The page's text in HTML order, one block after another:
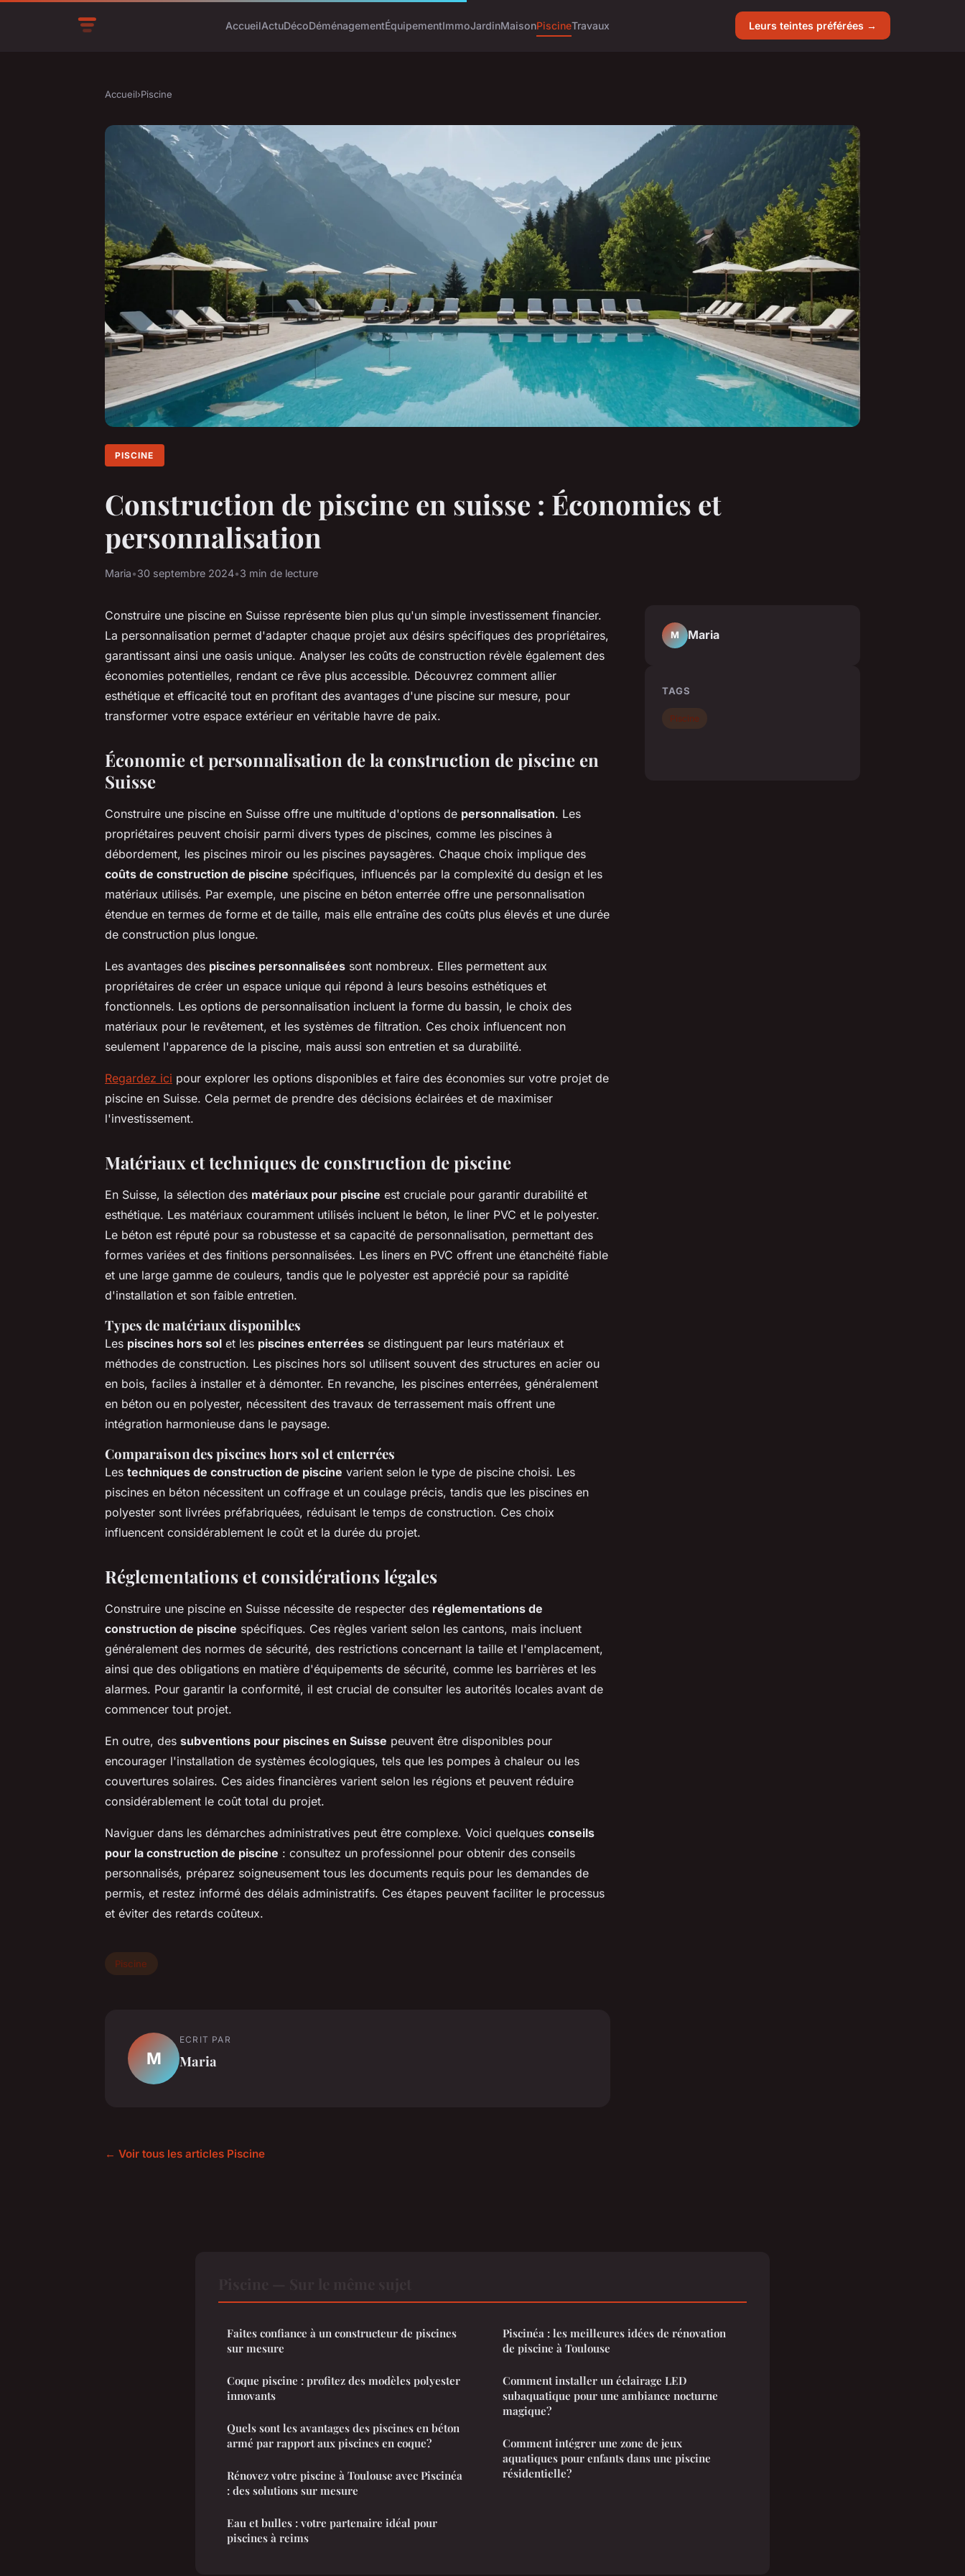
AccueilActuDécoDéménagementÉquipementImmoJardinMaisonPiscineTravaux Leurs teintes préférées →
Accueil›Piscine
PISCINE
Construction de piscine en suisse : Économies et
personnalisation
Maria•30 septembre 2024•3 min de lecture
Construire une piscine en Suisse représente bien plus qu'un simple investissement financier.
La personnalisation permet d'adapter chaque projet aux désirs spécifiques des propriétaires,
garantissant ainsi une oasis unique. Analyser les coûts de construction révèle également des
économies potentielles, rendant ce rêve plus accessible. Découvrez comment allier
esthétique et efficacité tout en profitant des avantages d'une piscine sur mesure, pour
transformer votre espace extérieur en véritable havre de paix.
Économie et personnalisation de la construction de piscine en
Suisse
Construire une piscine en Suisse offre une multitude d'options de personnalisation. Les
propriétaires peuvent choisir parmi divers types de piscines, comme les piscines à
débordement, les piscines miroir ou les piscines paysagères. Chaque choix implique des
coûts de construction de piscine spécifiques, influencés par la complexité du design et les
matériaux utilisés. Par exemple, une piscine en béton enterrée offre une personnalisation
étendue en termes de forme et de taille, mais elle entraîne des coûts plus élevés et une durée
de construction plus longue.
Les avantages des piscines personnalisées sont nombreux. Elles permettent aux
propriétaires de créer un espace unique qui répond à leurs besoins esthétiques et
fonctionnels. Les options de personnalisation incluent la forme du bassin, le choix des
matériaux pour le revêtement, et les systèmes de filtration. Ces choix influencent non
seulement l'apparence de la piscine, mais aussi son entretien et sa durabilité.
Regardez ici pour explorer les options disponibles et faire des économies sur votre projet de
piscine en Suisse. Cela permet de prendre des décisions éclairées et de maximiser
l'investissement.
Matériaux et techniques de construction de piscine
En Suisse, la sélection des matériaux pour piscine est cruciale pour garantir durabilité et
esthétique. Les matériaux couramment utilisés incluent le béton, le liner PVC et le polyester.
Le béton est réputé pour sa robustesse et sa capacité de personnalisation, permettant des
formes variées et des finitions personnalisées. Les liners en PVC offrent une étanchéité fiable
et une large gamme de couleurs, tandis que le polyester est apprécié pour sa rapidité
d'installation et son faible entretien.
Types de matériaux disponibles
Les piscines hors sol et les piscines enterrées se distinguent par leurs matériaux et
méthodes de construction. Les piscines hors sol utilisent souvent des structures en acier ou
en bois, faciles à installer et à démonter. En revanche, les piscines enterrées, généralement
en béton ou en polyester, nécessitent des travaux de terrassement mais offrent une
intégration harmonieuse dans le paysage.
Comparaison des piscines hors sol et enterrées
Les techniques de construction de piscine varient selon le type de piscine choisi. Les
piscines en béton nécessitent un coffrage et un coulage précis, tandis que les piscines en
polyester sont livrées préfabriquées, réduisant le temps de construction. Ces choix
influencent considérablement le coût et la durée du projet.
Réglementations et considérations légales
Construire une piscine en Suisse nécessite de respecter des réglementations de
construction de piscine spécifiques. Ces règles varient selon les cantons, mais incluent
généralement des normes de sécurité, des restrictions concernant la taille et l'emplacement,
ainsi que des obligations en matière d'équipements de sécurité, comme les barrières et les
alarmes. Pour garantir la conformité, il est crucial de consulter les autorités locales avant de
commencer tout projet.
En outre, des subventions pour piscines en Suisse peuvent être disponibles pour
encourager l'installation de systèmes écologiques, tels que les pompes à chaleur ou les
couvertures solaires. Ces aides financières varient selon les régions et peuvent réduire
considérablement le coût total du projet.
Naviguer dans les démarches administratives peut être complexe. Voici quelques conseils
pour la construction de piscine : consultez un professionnel pour obtenir des conseils
personnalisés, préparez soigneusement tous les documents requis pour les demandes de
permis, et restez informé des délais administratifs. Ces étapes peuvent faciliter le processus
et éviter des retards coûteux.
Piscine
M
ECRIT PAR
Maria
← Voir tous les articles Piscine
M Maria
TAGS
Piscine
Faites confiance à un constructeur de piscines
sur mesure
Coque piscine : profitez des modèles polyester
innovants
Quels sont les avantages des piscines en béton
armé par rapport aux piscines en coque?
Rénovez votre piscine à Toulouse avec Piscinéa
: des solutions sur mesure
Eau et bulles : votre partenaire idéal pour
piscines à reims
Piscinéa : les meilleures idées de rénovation
de piscine à Toulouse
Comment installer un éclairage LED
subaquatique pour une ambiance nocturne
magique?
Comment intégrer une zone de jeux
aquatiques pour enfants dans une piscine
résidentielle?